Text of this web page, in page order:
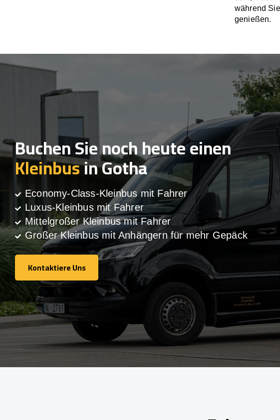
während
genießen.
Buchen Sie noch heute einen
Kleinbusin Gotha
Economy-Class-Kleinbus mit Fahrer
Luxus-Kleinbus mit Fahrer
Mittelgroßer Kleinbus mit Fahrer
Großer Kleinbus mit Anhängern für mehr Gepäck
Kontaktiere Uns
Kontaktiere Uns